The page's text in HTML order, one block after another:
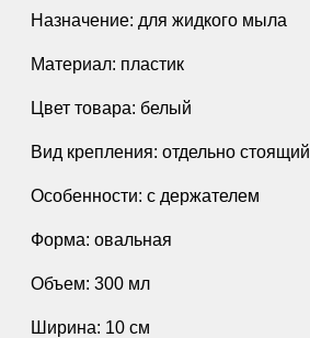
Назначение: для жидкого мыла
Материал: пластик
Цвет товара: белый
Вид крепления: отдельно стоящий
Особенности: с держателем
Форма: овальная
Объем: 300 мл
Ширина: 10 см